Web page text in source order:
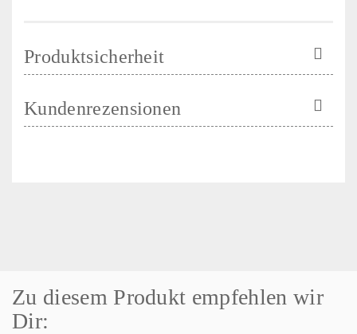
Produktsicherheit
Kundenrezensionen
Zu diesem Produkt empfehlen wir
Dir: